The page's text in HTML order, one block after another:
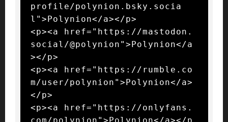
profile/polynion.bsky.socia
l">Polynion</a></p>
<p><a href="https://mastodon.
social/@polynion">Polynion</a
></p>
<p><a href="https://rumble.co
m/user/polynion">Polynion</a>
</p>
<p><a href="https://onlyfans.